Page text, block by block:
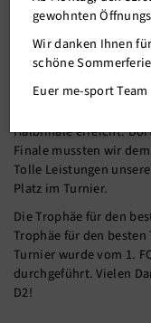
19.03.2025
Bei den
den zweiten Platz im
BW Langenberg und
Halbfinale erreicht.
Finale mussten wir
Tolle Leistungen
Platz im Turnier.
Die Trophäe für den
Trophäe für den
Turnier wurde vom 1.
durchgeführt. Vielen
D2!
gewohnten
Wir danken Ihnen
schöne
Euer me-sport Team